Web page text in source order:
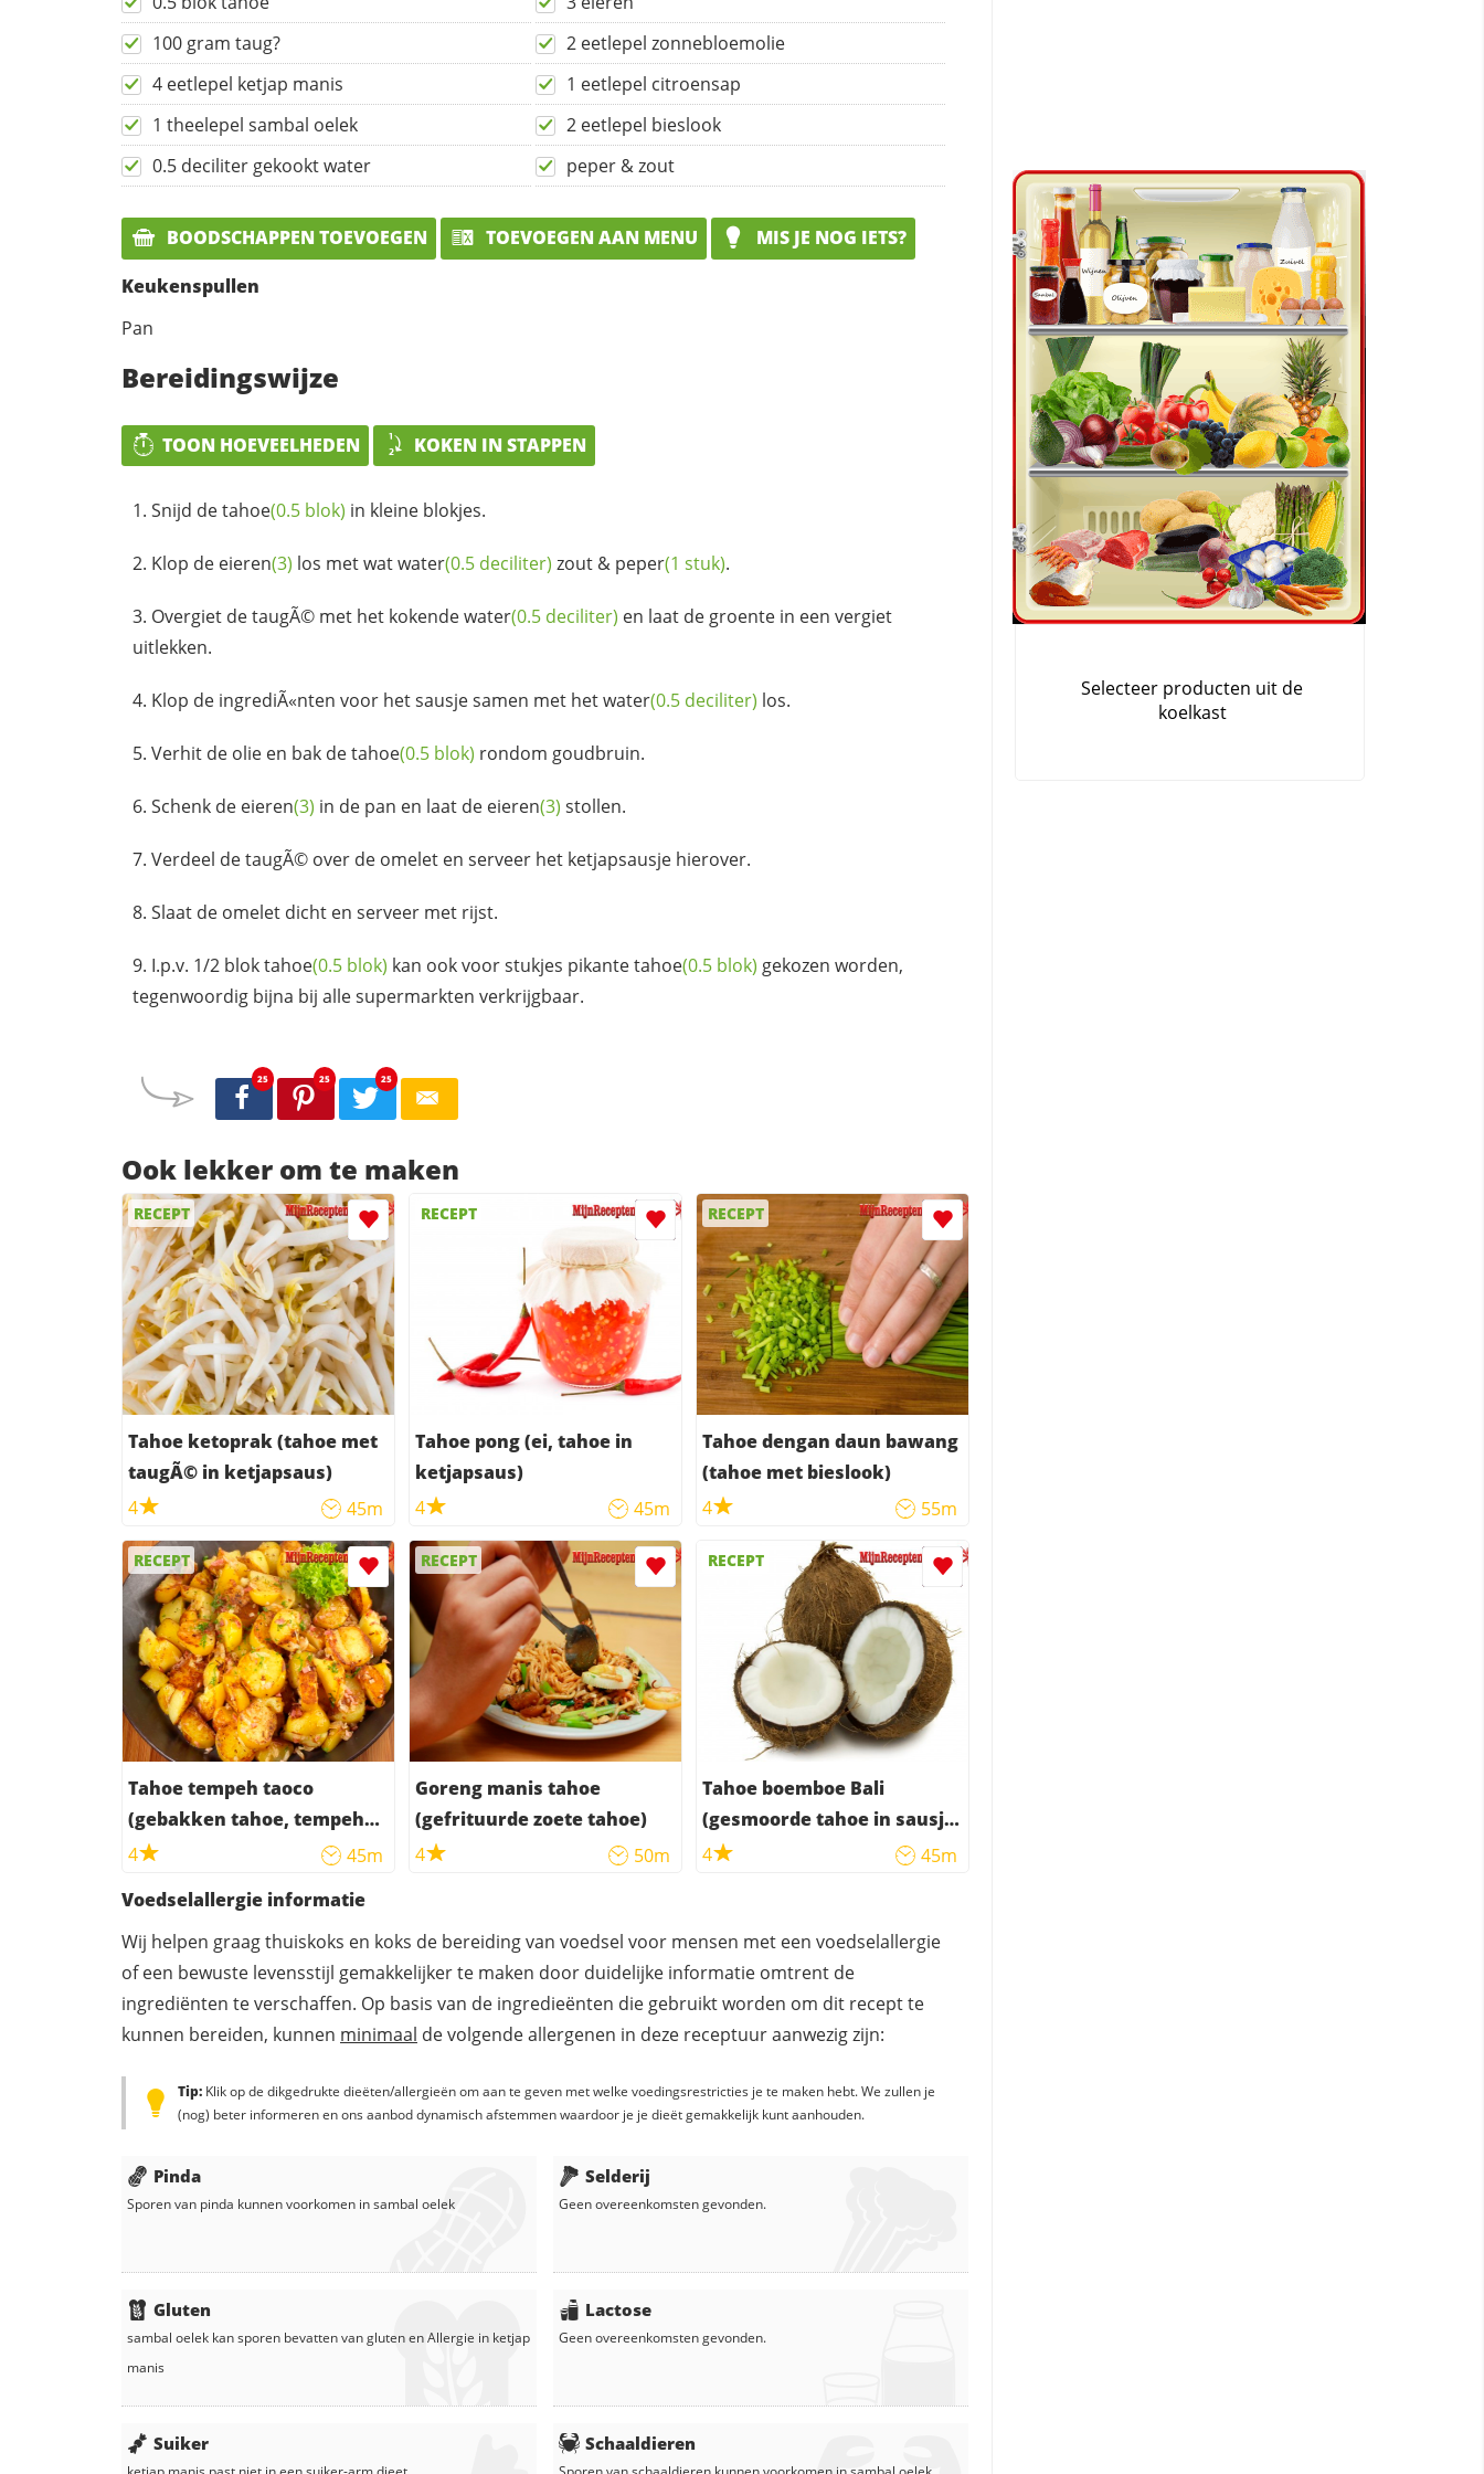
100 gram taug?
2 eetlepel zonnebloemolie
4 eetlepel ketjap manis
1 eetlepel citroensap
1 theelepel sambal oelek
2 eetlepel bieslook
0.5 deciliter gekookt water
peper & zout
BOODSCHAPPEN TOEVOEGEN TOEVOEGEN AAN MENU
MIS JE NOG IETS?
Keukenspullen
Pan
Bereidingswijze
TOON HOEVEELHEDEN KOKEN IN STAPPEN
Snijd detahoe(0.5 blok) in kleine blokjes.
Klop de eieren(3) los met watwater(0.5 deciliter) zout & peper(1 stuk).
Overgiet de taugÃ© met het kokendewater(0.5 deciliter) en laat de groente in een vergiet
uitlekken.
Klop de ingrediÃ«nten voor het sausje samen met hetwater(0.5 deciliter) los.
Verhit de olie en bak detahoe(0.5 blok) rondom goudbruin.
Schenk de eieren(3) in de pan en laat de eieren(3) stollen.
Verdeel de taugÃ© over de omelet en serveer het ketjapsausje hierover.
Slaat de omelet dicht en serveer met rijst.
I.p.v. 1/2 bloktahoe(0.5 blok) kan ook voor stukjes pikantetahoe(0.5 blok) gekozen worden,
tegenwoordig bijna bij alle supermarkten verkrijgbaar.
25 25 25
Ook lekker om te maken
RECEPT
Tahoe ketoprak (tahoe met
taugÃ© in ketjapsaus)
4
45m
RECEPT
Tahoe pong (ei, tahoe in
ketjapsaus)
4
45m
RECEPT
Tahoe dengan daun bawang
(tahoe met bieslook)
4
55m
RECEPT
Tahoe tempeh taoco
(gebakken tahoe, tempeh
en kip)
4 45m
RECEPT
Goreng manis tahoe
(gefrituurde zoete tahoe)
4
50m
RECEPT
Tahoe boemboe Bali
(gesmoorde tahoe in sausje
van kokosmelk)
4
45m
Voedselallergie informatie
Wij helpen graag thuiskoks en koks de bereiding van voedsel voor mensen met een voedselallergie
of een bewuste levensstijl gemakkelijker te maken door duidelijke informatie omtrent de
ingrediënten te verschaffen. Op basis van de ingredieënten die gebruikt worden om dit recept te
kunnen bereiden, kunnen minimaal de volgende allergenen in deze receptuur aanwezig zijn:
Tip: Klik op de dikgedrukte dieëten/allergieën om aan te geven met welke voedingsrestricties je te maken hebt. We zullen je
(nog) beter informeren en ons aanbod dynamisch afstemmen waardoor je je dieët gemakkelijk kunt aanhouden.
Pinda
Sporen van pinda kunnen voorkomen insambal oelek
Gluten
sambal oelek kan sporen bevatten van gluten enAllergie in ketjap
manis
Suiker
Selderij
Geen overeenkomsten gevonden.
Lactose
Geen overeenkomsten gevonden.
Schaaldieren